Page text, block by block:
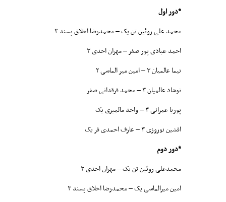
*دور اول
محمد علی روئین تن یک – محمدرضا اخلاق پسند ۳
احمد عبادی پور صفر – مهران احدی ۳
نیما عالمیان ۳ – امین میر الماسی ۲
نوشاد عالمیان ۳ – محمد فرقدانی صفر
پوریا عمرانی ۳ – واحد مالمیری یک
افشین نوروزی ۳ – عارف احمدی فر یک
*دور دوم
محمدعلی روئین تن یک – مهران احدی ۳
امین میرالماسی یک – محمدرضا اخلاق پسند ۳